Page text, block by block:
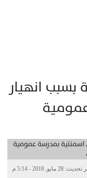
بسبب انهيار
28 مايو, 2018 - 5:14 م